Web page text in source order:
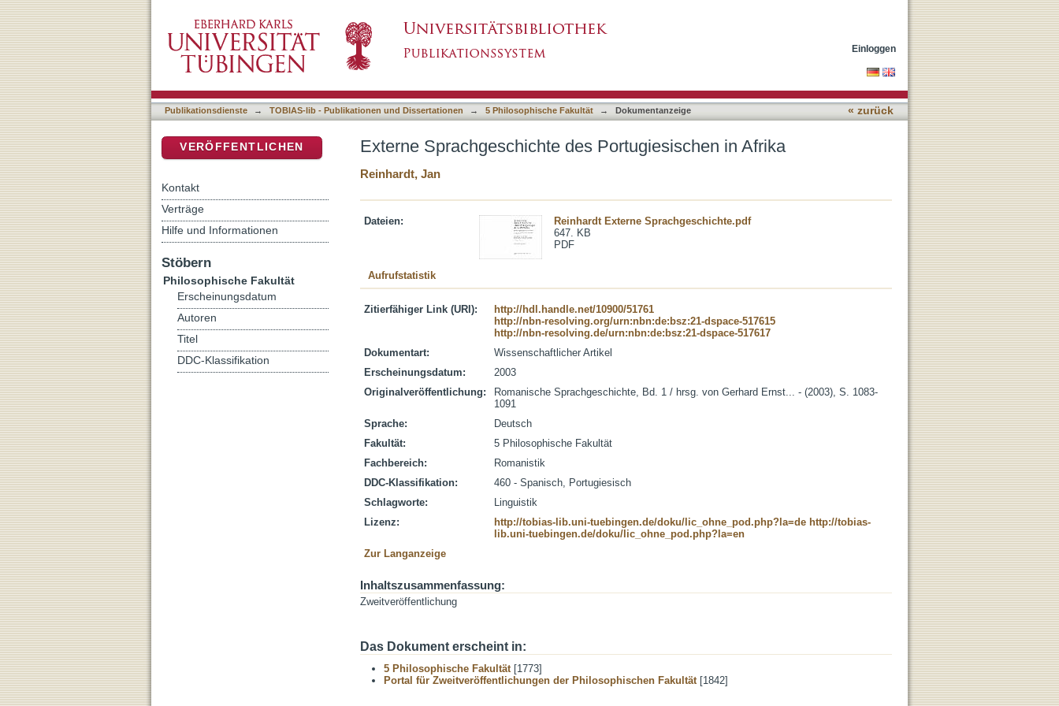
Einloggen
Publikationsdienste → TOBIAS-lib - Publikationen und Dissertationen → 5 Philosophische Fakultät → Dokumentanzeige « zurück
Externe Sprachgeschichte des Portugiesischen in Afrika
Reinhardt, Jan
Dateien:
Reinhardt Externe Sprachgeschichte.pdf
647. KB
PDF
Aufrufstatistik
Zitierfähiger Link (URI):
http://hdl.handle.net/10900/51761
http://nbn-resolving.org/urn:nbn:de:bsz:21-dspace-517615
http://nbn-resolving.de/urn:nbn:de:bsz:21-dspace-517617
Dokumentart:
Wissenschaftlicher Artikel
Erscheinungsdatum:
2003
Originalveröffentlichung:
Romanische Sprachgeschichte, Bd. 1 / hrsg. von Gerhard Ernst... - (2003), S. 1083-
1091
Sprache:
Deutsch
Fakultät:
5 Philosophische Fakultät
Fachbereich:
Romanistik
DDC-Klassifikation:
460 - Spanisch, Portugiesisch
Schlagworte:
Linguistik
Lizenz:
http://tobias-lib.uni-tuebingen.de/doku/lic_ohne_pod.php?la=de http://tobias-
lib.uni-tuebingen.de/doku/lic_ohne_pod.php?la=en
Zur Langanzeige
Inhaltszusammenfassung:
Zweitveröffentlichung
Das Dokument erscheint in:
5 Philosophische Fakultät[1773]
Portal für Zweitveröffentlichungen der Philosophischen Fakultät[1842]
VERÖFFENTLICHEN
Kontakt
Verträge
Hilfe und Informationen
Stöbern
Philosophische Fakultät
Erscheinungsdatum
Autoren
Titel
DDC-Klassifikation